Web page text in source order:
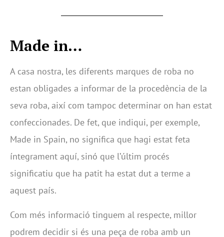
Made in…
A casa nostra, les diferents marques de roba no
estan obligades a informar de la procedència de la
seva roba, així com tampoc determinar on han estat
confeccionades. De fet, que indiqui, per exemple,
Made in Spain, no significa que hagi estat feta
íntegrament aquí, sinó que l’últim procés
significatiu que ha patit ha estat dut a terme a
aquest país.
Com més informació tinguem al respecte, millor
podrem decidir si és una peça de roba amb un